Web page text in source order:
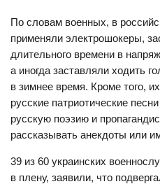
По словам военных, в
применяли электрошокеры,
длительного времени в
а иногда заставляли ходить
в зимнее время. Кроме того,
русские патриотические
русскую поэзию и
рассказывать анекдоты или
39 из 60 украинских
в плену, заявили, что